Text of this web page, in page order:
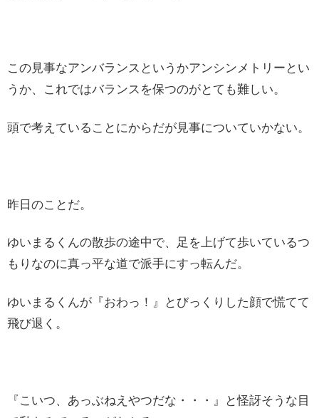
この見事なアンバランスというかアンシンメトリーとい
うか、これではバランスを保つのがとても難しい。
頭で考えていることにからだが見事についていかない。
昨日のことだ。
ゆいまるくんの散歩の途中で、足を上げて歩いているつ
もりなのに真っ平な道で派手にすっ転んだ。
ゆいまるくんが『おわっ！』とびっくりした顔で慌てて
飛び退く。
『こいつ、あっぶねえやつだな・・・』と怪訝そうな目